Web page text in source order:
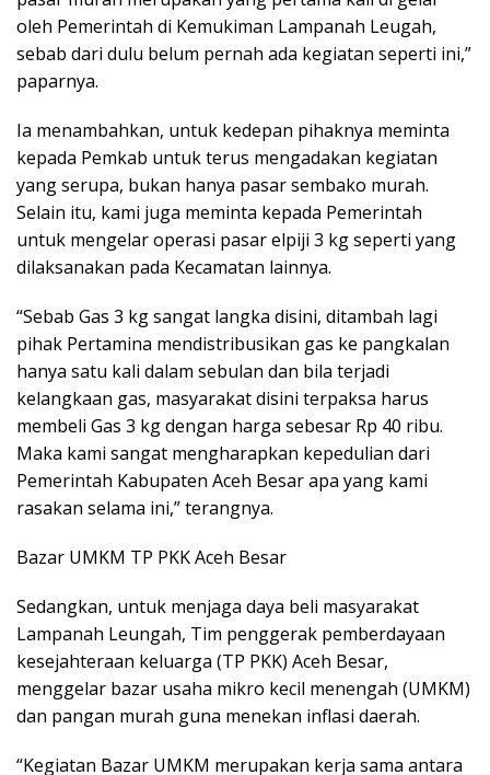
oleh Pemerintah di Kemukiman Lampanah Leugah,
sebab dari dulu belum pernah ada kegiatan seperti ini,”
paparnya.
Ia menambahkan, untuk kedepan pihaknya meminta
kepada Pemkab untuk terus mengadakan kegiatan
yang serupa, bukan hanya pasar sembako murah.
Selain itu, kami juga meminta kepada Pemerintah
untuk mengelar operasi pasar elpiji 3 kg seperti yang
dilaksanakan pada Kecamatan lainnya.
“Sebab Gas 3 kg sangat langka disini, ditambah lagi
pihak Pertamina mendistribusikan gas ke pangkalan
hanya satu kali dalam sebulan dan bila terjadi
kelangkaan gas, masyarakat disini terpaksa harus
membeli Gas 3 kg dengan harga sebesar Rp 40 ribu.
Maka kami sangat mengharapkan kepedulian dari
Pemerintah Kabupaten Aceh Besar apa yang kami
rasakan selama ini,” terangnya.
Bazar UMKM TP PKK Aceh Besar
Sedangkan, untuk menjaga daya beli masyarakat
Lampanah Leungah, Tim penggerak pemberdayaan
kesejahteraan keluarga (TP PKK) Aceh Besar,
menggelar bazar usaha mikro kecil menengah (UMKM)
dan pangan murah guna menekan inflasi daerah.
“Kegiatan Bazar UMKM merupakan kerja sama antara